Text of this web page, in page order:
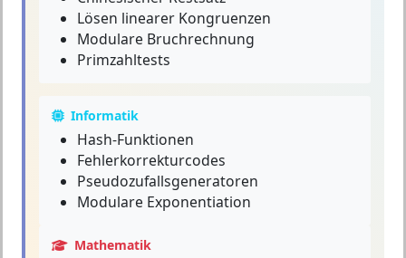
Lösen linearer Kongruenzen
Modulare Bruchrechnung
Primzahltests
Informatik
Hash-Funktionen
Fehlerkorrekturcodes
Pseudozufallsgeneratoren
Modulare Exponentiation
Mathematik